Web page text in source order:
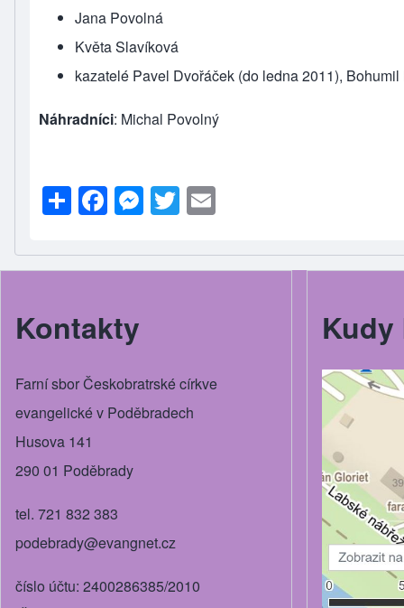
Jana Povolná
Květa Slavíková
kazatelé Pavel Dvořáček (do ledna 2011),
Náhradníci: Michal Povolný
S
h
ar
e
F
a
c
e
b
o
o
k
M
e
ss
e
er
T
wi
tt
er
ail
Kontakty
Farní sbor Českobratrské církve
evangelické v Poděbradech
Husova 141
290 01 Poděbrady
tel. 721 832 383
podebrady@evangnet.cz
číslo účtu: 2400286385/2010
Kudy